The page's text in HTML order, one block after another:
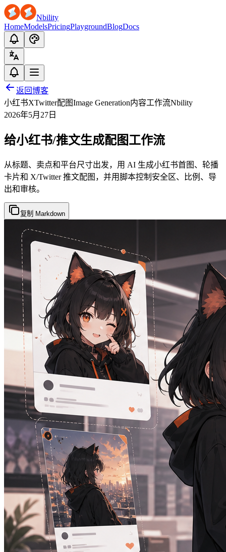
Nbility
HomeModelsPricingPlaygroundBlogDocs
返回博客
小红书XTwitter配图Image Generation内容工作流Nbility
2026年5月27日
给小红书/推文生成配图工作流
从标题、卖点和平台尺寸出发，用 AI 生成小红书首图、轮播
卡片和 X/Twitter 推文配图，并用脚本控制安全区、比例、导
出和审核。
复制 Markdown